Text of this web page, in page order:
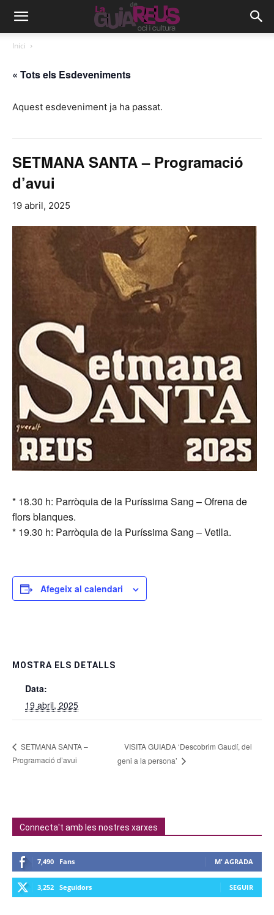
Inici
« Tots els Esdeveniments
Aquest esdeveniment ja ha passat.
SETMANA SANTA – Programació
d’avui
19 abril, 2025
* 18.30 h: Parròquia de la Puríssima Sang – Ofrena de
flors blanques.
* 19.30 h: Parròquia de la Puríssima Sang – Vetlla.
Afegeix al calendari
MOSTRA ELS DETALLS
Data:
19 abril, 2025
SETMANA SANTA –
Programació d’avui
VISITA GUIADA ‘Descobrim Gaudí, del
geni a la persona’
Connecta't amb les nostres xarxes
7,490 Fans M' AGRADA
3,252 Seguidors SEGUIR